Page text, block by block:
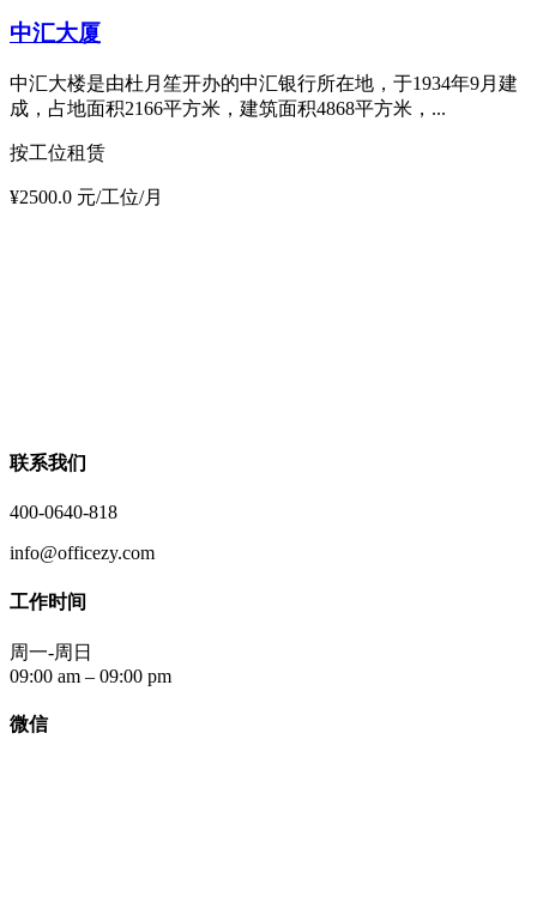
中汇大厦
中汇大楼是由杜月笙开办的中汇银行所在地，于1934年9月建
成，占地面积2166平方米，建筑面积4868平方米，...
按工位租赁
¥2500.0 元/工位/月
联系我们
400-0640-818
info@officezy.com
工作时间
周一-周日
09:00 am – 09:00 pm
微信